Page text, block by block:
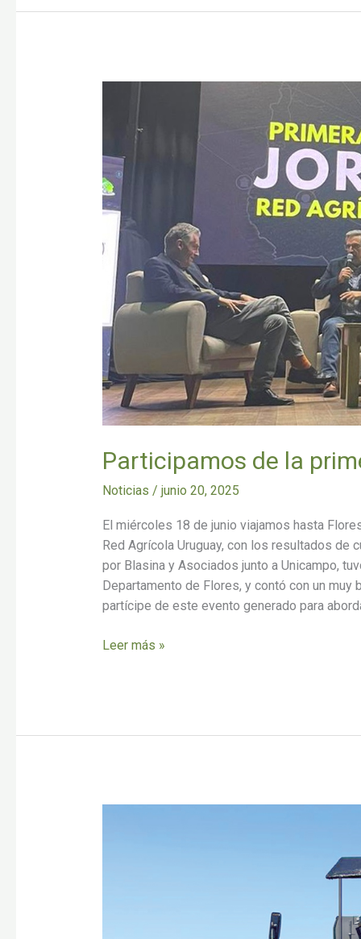
Participamos de la
Noticias / junio 20, 2025
El miércoles 18 de junio viajamos hasta
Red Agrícola Uruguay, con los resultados de
por Blasina y Asociados junto a Unicampo,
Departamento de Flores, y contó con un
partícipe de este evento generado para
primera
Jornada
de
la
RAU
Leer más »